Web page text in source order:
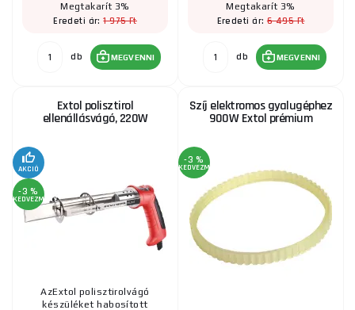
Megtakarít 3%
Eredeti ár:1 975 Ft
db MEGVENNI
Megtakarít 3%
Eredeti ár:6 495 Ft
db MEGVENNI
Extol polisztirol
ellenállásvágó, 220W
AKCIÓ
-3 %
KEDVEZMÉNY
AzExtol polisztirolvágó
készüléket habosított
Szíj elektromos gyalugéphez
900W Extol prémium
-3 %
KEDVEZMÉNY